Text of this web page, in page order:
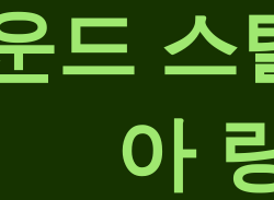
드
아